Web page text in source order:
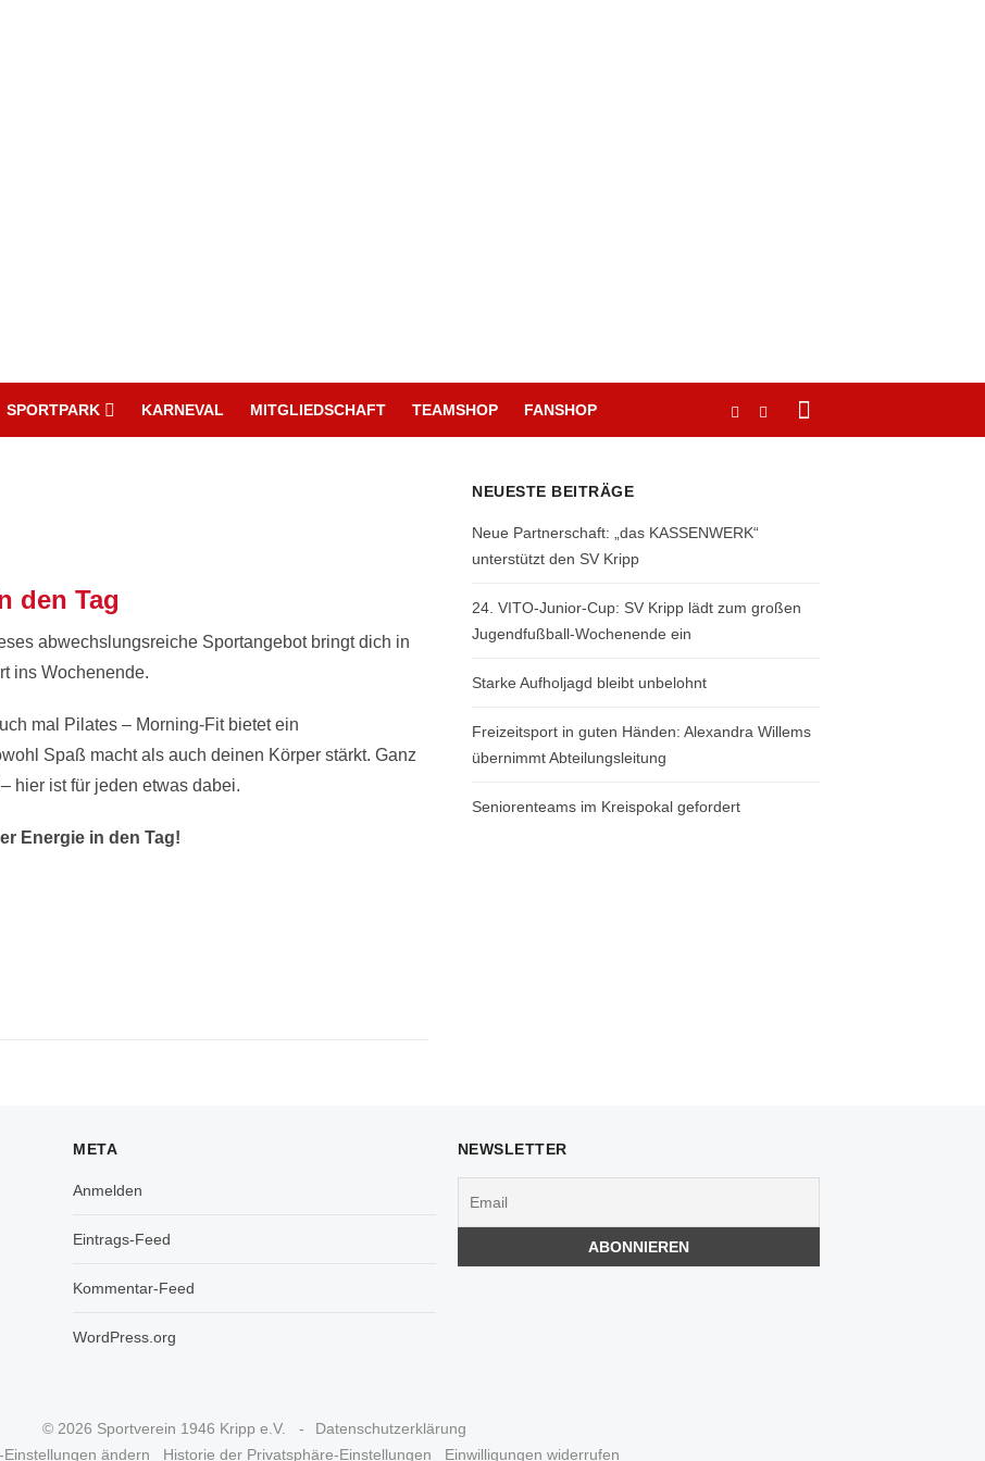
SPORTPARK KARNEVAL MITGLIEDSCHAFT TEAMSHOP FANSHOP
den Tag
abwechslungsreiche Sportangebot bringt dich in
ins Wochenende.
mal Pilates – Morning-Fit bietet ein
Spaß macht als auch deinen Körper stärkt. Ganz
hier ist für jeden etwas dabei.
Energie in den Tag!
NEUESTE BEITRÄGE
Neue Partnerschaft: „das KASSENWERK“
unterstützt den SV Kripp
24. VITO-Junior-Cup: SV Kripp lädt zum großen
Jugendfußball-Wochenende ein
Starke Aufholjagd bleibt unbelohnt
Freizeitsport in guten Händen: Alexandra Willems
übernimmt Abteilungsleitung
Seniorenteams im Kreispokal gefordert
META
Anmelden
Eintrags-Feed
Kommentar-Feed
WordPress.org
NEWSLETTER
© 2026 Sportverein 1946 Kripp e.V.
Datenschutzerklärung
ändern
Historie der Privatsphäre-Einstellungen Einwilligungen widerrufen